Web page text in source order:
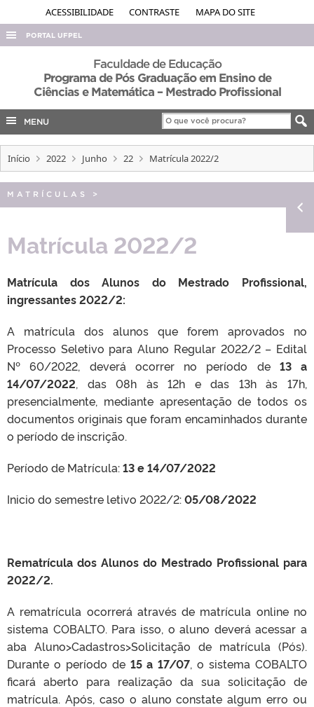
ACESSIBILIDADE CONTRASTE MAPA DO SITE
PORTAL UFPEL
ACESSO À INFORMAÇÃO
AUDITORIA
EDITAIS
TELEFONES
Faculdade de Educação
Programa de Pós Graduação em Ensino de
Ciências e Matemática – Mestrado Profissional
MENU
Início 2022 Junho 22 Matrícula 2022/2
MATRÍCULAS >
Matrícula 2022/2
Matrícula dos Alunos do Mestrado Profissional,
ingressantes 2022/2:
A matrícula dos alunos que forem aprovados no
Processo Seletivo para Aluno Regular 2022/2 – Edital
Nº 60/2022, deverá ocorrer no período de 13 a
14/07/2022, das 08h às 12h e das 13h às 17h,
presencialmente, mediante apresentação de todos os
documentos originais que foram encaminhados durante
o período de inscrição.
Período de Matrícula:13 e 14/07/2022
Inicio do semestre letivo 2022/2:05/08/2022
Rematrícula dos Alunos do Mestrado Profissional para
2022/2.
A rematrícula ocorrerá através de matrícula online no
sistema COBALTO. Para isso, o aluno deverá acessar a
aba Aluno>Cadastros>Solicitação de matrícula (Pós).
Durante o período de 15 a 17/07, o sistema COBALTO
ficará aberto para realização da sua solicitação de
matrícula. Após, caso o aluno constate algum erro ou